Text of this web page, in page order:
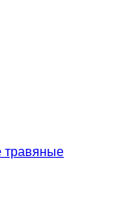
травяные